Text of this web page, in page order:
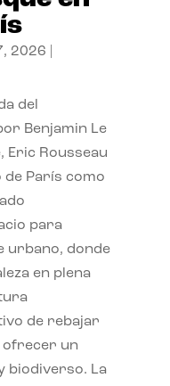
2026
del
Benjamin Le
Eric Rousseau
París como
para
urbano, donde
en plena
de rebajar
ofrecer un
biodiverso. La